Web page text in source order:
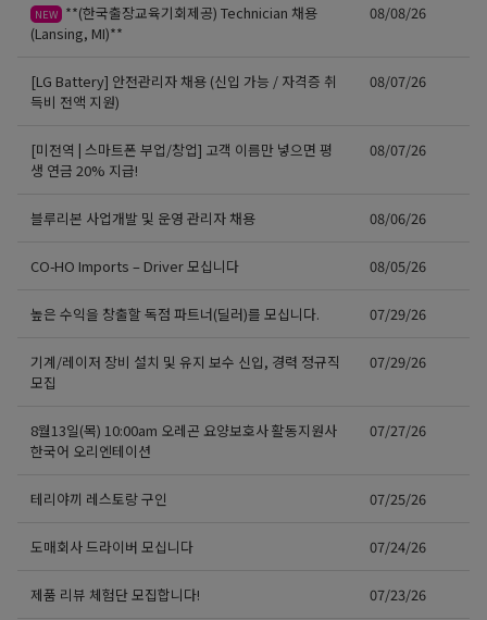
NEW **(한국출장교육기회제공) Technician 채용
(Lansing, MI)**
08/08/26
[LG Battery] 안전관리자 채용 (신입 가능 / 자격증 취
득비 전액 지원)
08/07/26
[미전역 | 스마트폰 부업/창업] 고객 이름만 넣으면 평
생 연금 20% 지급!
08/07/26
블루리본 사업개발 및 운영 관리자 채용 08/06/26
CO-HO Imports – Driver 모십니다 08/05/26
높은 수익을 창출할 독점 파트너(딜러)를 모십니다. 07/29/26
기계/레이저 장비 설치 및 유지 보수 신입, 경력 정규직
모집
07/29/26
8월13일(목) 10:00am 오레곤 요양보호사 활동지원사
한국어 오리엔테이션
07/27/26
테리야끼 레스토랑 구인 07/25/26
도매회사 드라이버 모십니다 07/24/26
제품 리뷰 체험단 모집합니다! 07/23/26